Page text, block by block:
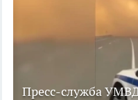
Пресс-служба